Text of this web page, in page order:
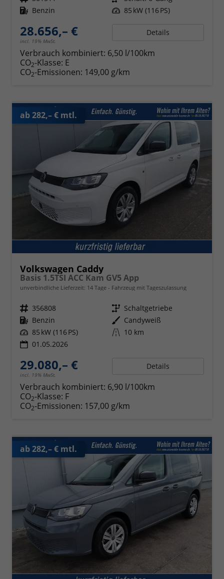
Kraftstoff Benzin Leistung 85 kW (116 PS)
28.656,– €
incl. 19% MwSt.
Details
Verbrauch kombiniert: 6,50 l/100km
CO2-Klasse: E
CO2-Emissionen: 149,00 g/km
ab 282,– € mtl.
Volkswagen Caddy
Basis 1.5TSI ACC Kam GV5 App
unverbindliche Lieferzeit: 14 Tage Fahrzeug mit Tageszulassung
Fahrzeugnr. 356808 Getriebe Schaltgetriebe
Kraftstoff Benzin Außenfarbe Candyweiß
Leistung 85 kW (116 PS) Kilometerstand 10 km
01.05.2026
29.080,– €
incl. 19% MwSt.
Details
Verbrauch kombiniert: 6,90 l/100km
CO2-Klasse: F
CO2-Emissionen: 157,00 g/km
ab 282,– € mtl.